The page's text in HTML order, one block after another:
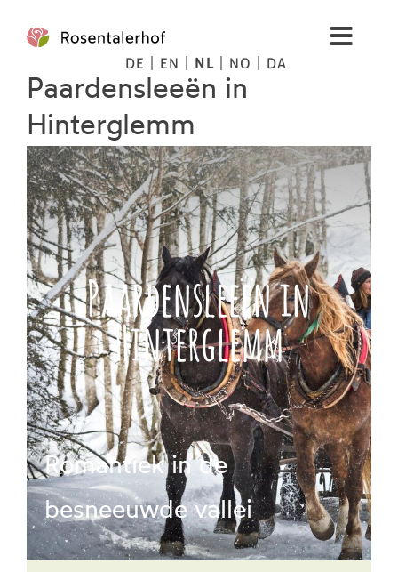
content
Leven
Spa
Afbeeldingen
Bergten
Tips
Prijzen
Boek
Paardensleeën in
Hinterglemm
Paardensleeën in
Hinterglemm
Romantiek in de
besneeuwde vallei
DE EN NL NO DA